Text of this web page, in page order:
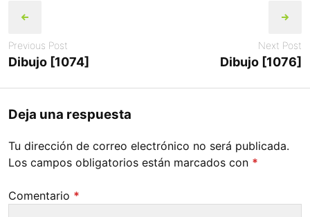
navigation
Previous Post
Dibujo [1074]
Next Post
Dibujo [1076]
Deja una respuesta
Tu dirección de correo electrónico no será publicada.
Los campos obligatorios están marcados con *
Comentario *